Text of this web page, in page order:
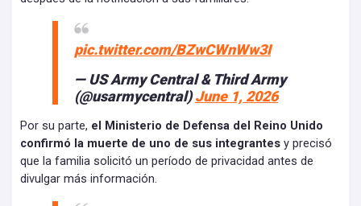
pic.twitter.com/BZwCWnWw3I
— US Army Central & Third Army
(@usarmycentral)June 1, 2026
Por su parte, el Ministerio de Defensa del Reino Unido
confirmó la muerte de uno de sus integrantes y precisó
que la familia solicitó un período de privacidad antes de
divulgar más información.